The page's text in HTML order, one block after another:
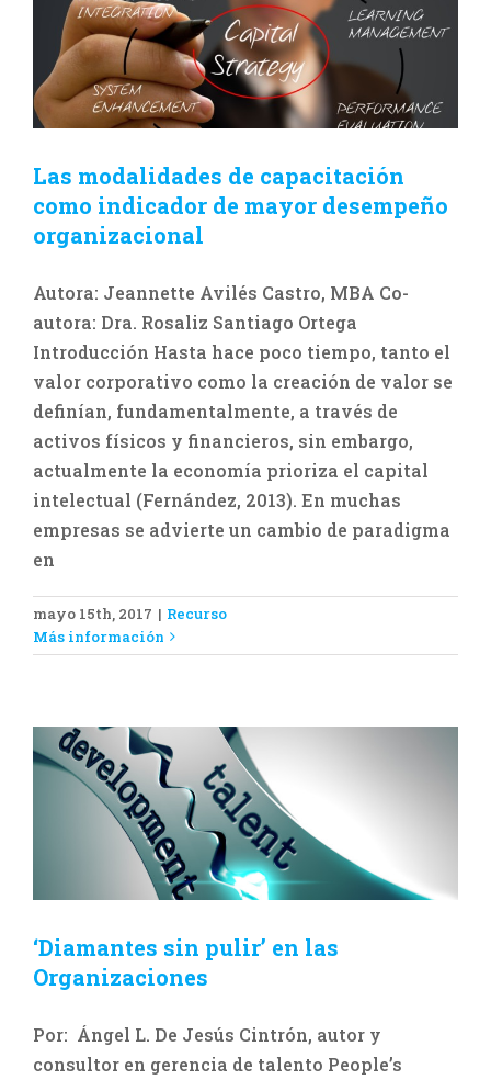
Las modalidades de capacitación
como indicador de mayor desempeño
organizacional
Autora: Jeannette Avilés Castro, MBA Co-
autora: Dra. Rosaliz Santiago Ortega
Introducción Hasta hace poco tiempo, tanto el
valor corporativo como la creación de valor se
definían, fundamentalmente, a través de
activos físicos y financieros, sin embargo,
actualmente la economía prioriza el capital
intelectual (Fernández, 2013). En muchas
empresas se advierte un cambio de paradigma
en
mayo 15th, 2017 | Recurso
Más información‘Diamantes sin pulir’ en las
‘Diamantes sin pulir’ en las
Organizaciones
Por: Ángel L. De Jesús Cintrón, autor y
consultor en gerencia de talento People’s